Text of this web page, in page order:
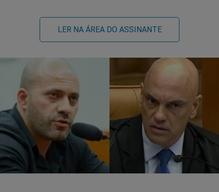
LER NA ÁREA DO ASSINANTE